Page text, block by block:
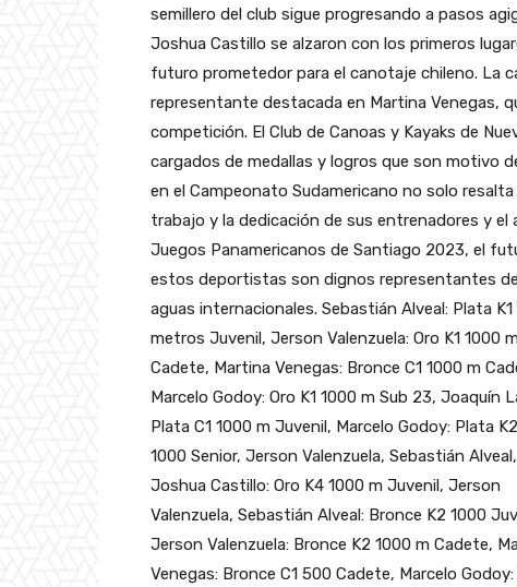
semillero del club sigue progresando a pasos
Joshua Castillo se alzaron con los primeros
futuro prometedor para el canotaje chileno. La
representante destacada en Martina Venegas,
competición. El Club de Canoas y Kayaks de
cargados de medallas y logros que son motivo
en el Campeonato Sudamericano no solo
trabajo y la dedicación de sus entrenadores y
Juegos Panamericanos de Santiago 2023, el
estos deportistas son dignos representantes
aguas internacionales. Sebastián Alveal: Plata K1
metros Juvenil, Jerson Valenzuela: Oro K1 1000
Cadete, Martina Venegas: Bronce C1 1000 m
Marcelo Godoy: Oro K1 1000 m Sub 23, Joaquín
Plata C1 1000 m Juvenil, Marcelo Godoy: Plata K2
1000 Senior, Jerson Valenzuela, Sebastián Alveal,
Joshua Castillo: Oro K4 1000 m Juvenil, Jerson
Valenzuela, Sebastián Alveal: Bronce K2 1000
Jerson Valenzuela: Bronce K2 1000 m Cadete,
Venegas: Bronce C1 500 Cadete, Marcelo